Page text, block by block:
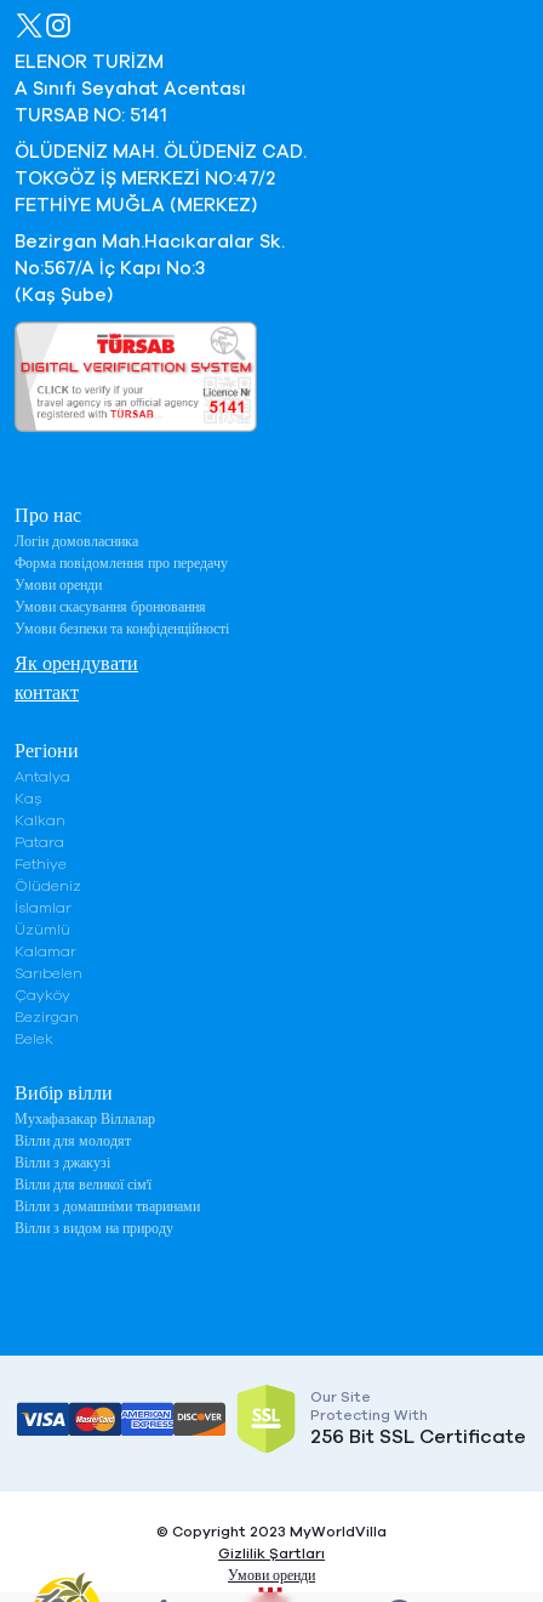
Вибір вілли
Мухафазакар Віллалар
Вілли для молодят
Вілли з джакузі
Вілли для великої сім'ї
Вілли з домашніми тваринами
Вілли з видом на природу
Регіони
Antalya
Kaş
Kalkan
Patara
Fethiye
Ölüdeniz
İslamlar
Üzümlü
Kalamar
Sarıbelen
Çayköy
Bezirgan
Belek
Про нас
Логін домовласника
Форма повідомлення про передачу
Умови оренди
Умови скасування бронювання
Умови безпеки та конфіденційності
Як орендувати
контакт
ELENOR TURİZM
A Sınıfı Seyahat Acentası
TURSAB NO: 5141
ÖLÜDENİZ MAH. ÖLÜDENİZ CAD.
TOKGÖZ İŞ MERKEZİ NO:47/2
FETHİYE MUĞLA (MERKEZ)
Bezirgan Mah.Hacıkaralar Sk.
No:567/A İç Kapı No:3
(Kaş Şube)
Our Site
Protecting With
256 Bit SSL Certificate
© Copyright 2023 MyWorldVilla
Gizlilik Şartları
Умови оренди